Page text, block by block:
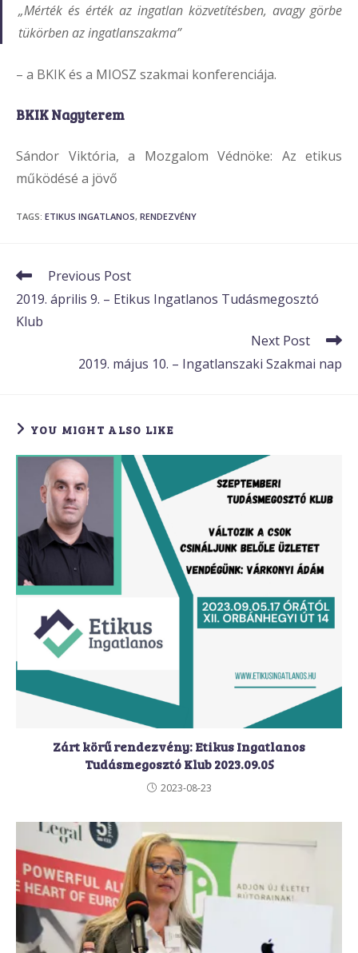
„Mérték és érték az ingatlan közvetítésben, avagy görbe
tükörben az ingatlanszakma”
– a BKIK és a MIOSZ szakmai konferenciája.
BKIK Nagyterem
Sándor Viktória, a Mozgalom Védnöke: Az etikus
működésé a jövő
TAGS: ETIKUS INGATLANOS, RENDEZVÉNY
Read
articles
Previous Post
2019. április 9. – Etikus Ingatlanos Tudásmegosztó
Klub
Next Post
2019. május 10. – Ingatlanszaki Szakmai nap
YOU MIGHT ALSO LIKE
Zárt körű rendezvény: Etikus Ingatlanos
Tudásmegosztó Klub 2023.09.05
2023-08-23